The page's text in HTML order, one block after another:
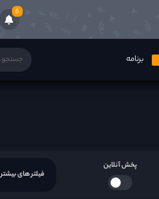
6
برنامه
پخش آنلاین
فیلتر های بیشتر